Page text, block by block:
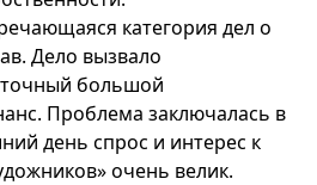
категория дел о
Дело вызвало
большой
Проблема заключалась в
день спрос и интерес к
очень велик.